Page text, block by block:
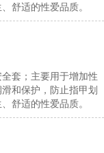
舒适的性爱品质。
套；主要用于增加性
和保护，防止指甲划
舒适的性爱品质。